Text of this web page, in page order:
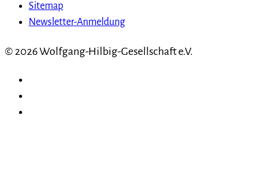
Sitemap
Newsletter-Anmeldung
© 2026 Wolfgang-Hilbig-Gesellschaft e.V.